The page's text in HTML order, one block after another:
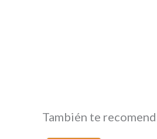
También te